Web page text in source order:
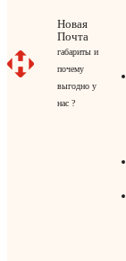
Новая
Почта
габариты и
почему
выгодно у
нас ?